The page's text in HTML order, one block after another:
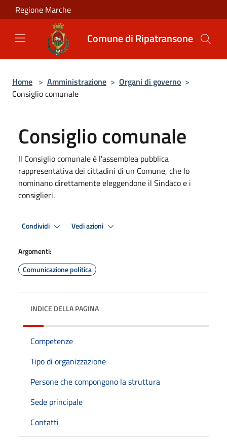
Salta al contenuto principale
Regione Marche
Comune di Ripatransone
Home > Amministrazione > Organi di governo >
Consiglio comunale
Consiglio comunale
Il Consiglio comunale è l'assemblea pubblica
rappresentativa dei cittadini di un Comune, che lo
nominano direttamente eleggendone il Sindaco e i
consiglieri.
Condividi Vedi azioni
Argomenti:
Comunicazione politica
INDICE DELLA PAGINA
Competenze
Tipo di organizzazione
Persone che compongono la struttura
Sede principale
Contatti